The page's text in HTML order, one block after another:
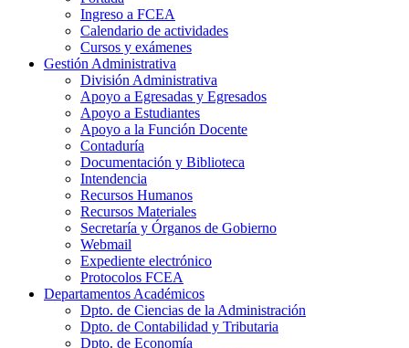
Ingreso a FCEA
Calendario de actividades
Cursos y exámenes
Gestión Administrativa
División Administrativa
Apoyo a Egresadas y Egresados
Apoyo a Estudiantes
Apoyo a la Función Docente
Contaduría
Documentación y Biblioteca
Intendencia
Recursos Humanos
Recursos Materiales
Secretaría y Órganos de Gobierno
Webmail
Expediente electrónico
Protocolos FCEA
Departamentos Académicos
Dpto. de Ciencias de la Administración
Dpto. de Contabilidad y Tributaria
Dpto. de Economía